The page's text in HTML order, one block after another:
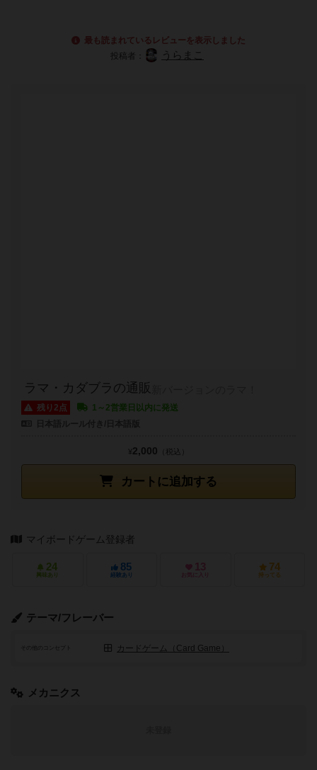
最も読まれているレビューを表示しました
投稿者：
うらまこ
ラマ・カダブラの通販
残り2点
1～2営業日以内に発送
カートに追加する
¥2,000 （税込）
マイボードゲーム登録者
24
興味あり
85
経験あり
13
お気に入り
74
持ってる
テーマ/フレーバー
その他のコンセプト カードゲーム（Card Game）
メカニクス